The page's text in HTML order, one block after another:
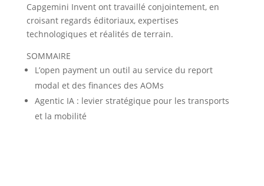
Capgemini Invent ont travaillé conjointement, en
croisant regards éditoriaux, expertises
technologiques et réalités de terrain.
SOMMAIRE
L’open payment un outil au service du report
modal et des finances des AOMs
Agentic IA : levier stratégique pour les transports
et la mobilité